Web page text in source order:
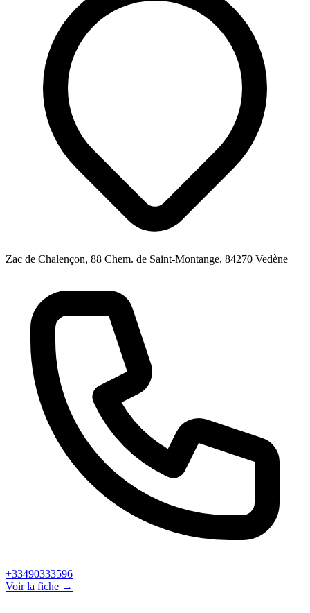
Zac de Chalençon, 88 Chem. de Saint-Montange, 84270 Vedène
+33490333596
Voir la fiche →